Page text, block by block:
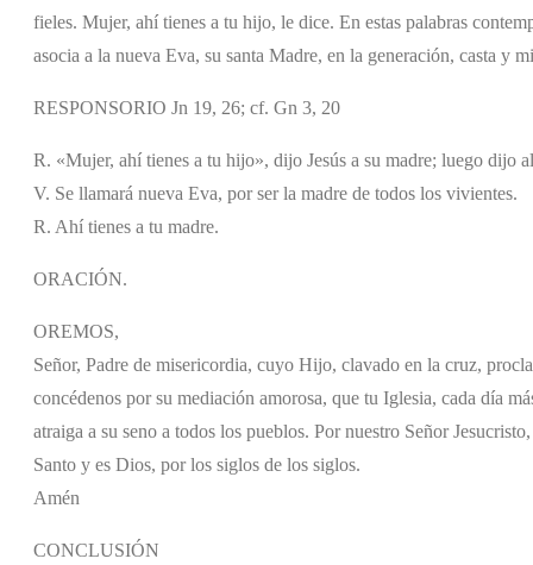
fieles. Mujer, ahí tienes a tu hijo, le dice. En estas palabras
asocia a la nueva Eva, su santa Madre, en la generación, casta y
RESPONSORIO Jn 19, 26; cf. Gn 3, 20
R. «Mujer, ahí tienes a tu hijo», dijo Jesús a su madre; luego dijo
V. Se llamará nueva Eva, por ser la madre de todos los vivientes.
R. Ahí tienes a tu madre.
ORACIÓN.
OREMOS,
Señor, Padre de misericordia, cuyo Hijo, clavado en la cruz,
concédenos por su mediación amorosa, que tu Iglesia, cada día
atraiga a su seno a todos los pueblos. Por nuestro Señor
Santo y es Dios, por los siglos de los siglos.
Amén
CONCLUSIÓN